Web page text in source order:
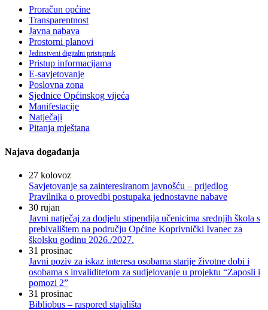
Proračun općine
Transparentnost
Javna nabava
Prostorni planovi
Jedinstveni digitalni pristupnik
Pristup informacijama
E-savjetovanje
Poslovna zona
Sjednice Općinskog vijeća
Manifestacije
Natječaji
Pitanja mještana
Najava događanja
27 kolovoz
Savjetovanje sa zainteresiranom javnošću – prijedlog
Pravilnika o provedbi postupaka jednostavne nabave
30 rujan
Javni natječaj za dodjelu stipendija učenicima srednjih škola s
prebivalištem na području Općine Koprivnički Ivanec za
školsku godinu 2026./2027.
31 prosinac
Javni poziv za iskaz interesa osobama starije životne dobi i
osobama s invaliditetom za sudjelovanje u projektu “Zaposli i
pomozi 2”
31 prosinac
Bibliobus – raspored stajališta